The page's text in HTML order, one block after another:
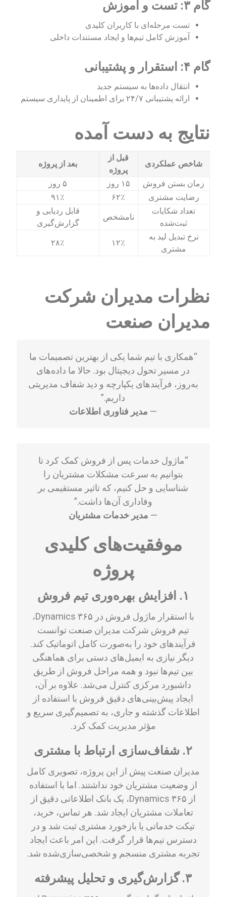
گام ۳: تست و آموزش
تست مرحله‌ای با کاربران کلیدی
آموزش کامل تیم‌ها و ایجاد مستندات داخلی
گام ۴: استقرار و پشتیبانی
انتقال داده‌ها به سیستم جدید
ارائه پشتیبانی ۲۴/۷ برای اطمینان از پایداری سیستم
نتایج به دست آمده
شاخص عملکردی
قبل از
پروژه
بعد از پروژه
زمان بستن فروش ۱۵ روز
۵ روز
رضایت مشتری
۶۲٪
۹۱٪
تعداد شکایات
ثبت‌شده
نامشخص
قابل ردیابی و
گزارش‌گیری
نرخ تبدیل لید به
مشتری
۱۲٪ ۲۸٪
نظرات مدیران شرکت
مدیران صنعت
“همکاری با تیم شما یکی از بهترین تصمیمات ما
در مسیر تحول دیجیتال بود. حالا ما داده‌های
به‌روز، فرآیندهای یکپارچه و دید شفاف مدیریتی
داریم.”
— مدیر فناوری اطلاعات
“ماژول خدمات پس از فروش کمک کرد تا
بتوانیم به سرعت مشکلات مشتریان را
شناسایی و حل کنیم، که تاثیر مستقیمی بر
وفاداری آن‌ها داشت.”
— مدیر خدمات مشتریان
موفقیت‌های کلیدی
پروژه
۱. افزایش بهره‌وری تیم فروش
با استقرار ماژول فروش در Dynamics ۳۶۵،
تیم فروش شرکت مدیران صنعت توانست
فرآیند‌های خود را به‌صورت کامل اتوماتیک کند.
دیگر نیازی به ایمیل‌های دستی برای هماهنگی
بین تیم‌ها نبود و همه مراحل فروش از طریق
داشبورد مرکزی کنترل می‌شد. علاوه بر آن،
ایجاد پیش‌بینی‌های دقیق فروش با استفاده از
اطلاعات گذشته و جاری، به تصمیم‌گیری سریع و
مؤثر مدیریت کمک کرد.
۲. شفاف‌سازی ارتباط با مشتری
مدیران صنعت پیش از این پروژه، تصویری کامل
از وضعیت مشتریان خود نداشتند. اما با استفاده
از Dynamics ۳۶۵، یک بانک اطلاعاتی دقیق از
تعاملات مشتریان ایجاد شد. هر تماس، خرید،
تیکت خدماتی یا بازخورد مشتری ثبت شد و در
دسترس تیم‌ها قرار گرفت. این امر باعث ایجاد
تجربه مشتری منسجم و شخصی‌سازی‌شده شد.
۳. گزارش‌گیری و تحلیل پیشرفته